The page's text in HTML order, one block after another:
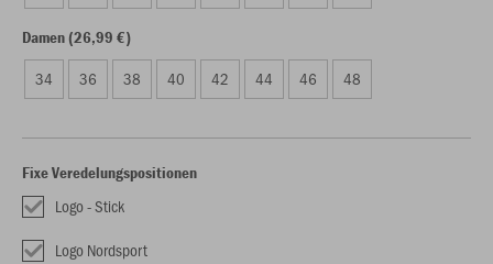
Damen (26,99 €)
34 36 38 40 42 44 46 48
Fixe Veredelungspositionen
Logo - Stick
Logo Nordsport